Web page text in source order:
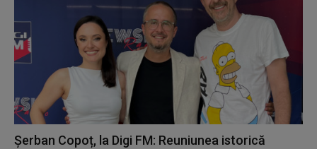
Șerban Copoț, la Digi FM: Reuniunea istorică